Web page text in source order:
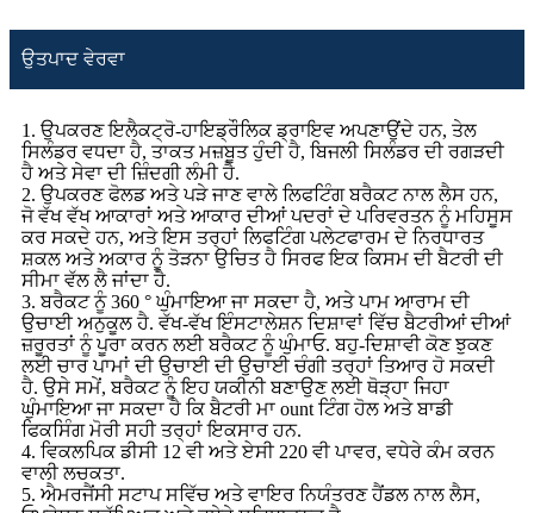
ਉਤਪਾਦ ਵੇਰਵਾ
1. ਉਪਕਰਣ ਇਲੈਕਟ੍ਰੋ-ਹਾਇਡ੍ਰੌਲਿਕ ਡ੍ਰਾਇਵ ਅਪਣਾਉਂਦੇ ਹਨ, ਤੇਲ
ਸਿਲੰਡਰ ਵਧਦਾ ਹੈ, ਤਾਕਤ ਮਜ਼ਬੂਤ ​​ਹੁੰਦੀ ਹੈ, ਬਿਜਲੀ ਸਿਲੰਡਰ ਦੀ ਰਗੜਦੀ
ਹੈ ਅਤੇ ਸੇਵਾ ਦੀ ਜ਼ਿੰਦਗੀ ਲੰਮੀ ਹੈ.
2. ਉਪਕਰਣ ਫੋਲਡ ਅਤੇ ਪੜੇ ਜਾਣ ਵਾਲੇ ਲਿਫਟਿੰਗ ਬਰੈਕਟ ਨਾਲ ਲੈਸ ਹਨ,
ਜੋ ਵੱਖ ਵੱਖ ਆਕਾਰਾਂ ਅਤੇ ਆਕਾਰ ਦੀਆਂ ਪਦਰਾਂ ਦੇ ਪਰਿਵਰਤਨ ਨੂੰ ਮਹਿਸੂਸ
ਕਰ ਸਕਦੇ ਹਨ, ਅਤੇ ਇਸ ਤਰ੍ਹਾਂ ਲਿਫਟਿੰਗ ਪਲੇਟਫਾਰਮ ਦੇ ਨਿਰਧਾਰਤ
ਸ਼ਕਲ ਅਤੇ ਅਕਾਰ ਨੂੰ ਤੋੜਨਾ ਉਚਿਤ ਹੈ ਸਿਰਫ ਇਕ ਕਿਸਮ ਦੀ ਬੈਟਰੀ ਦੀ
ਸੀਮਾ ਵੱਲ ਲੈ ਜਾਂਦਾ ਹੈ.
3. ਬਰੈਕਟ ਨੂੰ 360 ° ਘੁੰਮਾਇਆ ਜਾ ਸਕਦਾ ਹੈ, ਅਤੇ ਪਾਮ ਆਰਾਮ ਦੀ
ਉਚਾਈ ਅਨੁਕੂਲ ਹੈ. ਵੱਖ-ਵੱਖ ਇੰਸਟਾਲੇਸ਼ਨ ਦਿਸ਼ਾਵਾਂ ਵਿੱਚ ਬੈਟਰੀਆਂ ਦੀਆਂ
ਜ਼ਰੂਰਤਾਂ ਨੂੰ ਪੂਰਾ ਕਰਨ ਲਈ ਬਰੈਕਟ ਨੂੰ ਘੁੰਮਾਓ. ਬਹੁ-ਦਿਸ਼ਾਵੀ ਕੋਣ ਝੁਕਣ
ਲਈ ਚਾਰ ਪਾਮਾਂ ਦੀ ਉਚਾਈ ਦੀ ਉਚਾਈ ਚੰਗੀ ਤਰ੍ਹਾਂ ਤਿਆਰ ਹੋ ਸਕਦੀ
ਹੈ. ਉਸੇ ਸਮੇਂ, ਬਰੈਕਟ ਨੂੰ ਇਹ ਯਕੀਨੀ ਬਣਾਉਣ ਲਈ ਥੋੜ੍ਹਾ ਜਿਹਾ
ਘੁੰਮਾਇਆ ਜਾ ਸਕਦਾ ਹੈ ਕਿ ਬੈਟਰੀ ਮਾ ount ਟਿੰਗ ਹੋਲ ਅਤੇ ਬਾਡੀ
ਫਿਕਸਿੰਗ ਮੋਰੀ ਸਹੀ ਤਰ੍ਹਾਂ ਇਕਸਾਰ ਹਨ.
4. ਵਿਕਲਪਿਕ ਡੀਸੀ 12 ਵੀ ਅਤੇ ਏਸੀ 220 ਵੀ ਪਾਵਰ, ਵਧੇਰੇ ਕੰਮ ਕਰਨ
ਵਾਲੀ ਲਚਕਤਾ.
5. ਐਮਰਜੈਂਸੀ ਸਟਾਪ ਸਵਿੱਚ ਅਤੇ ਵਾਇਰ ਨਿਯੰਤਰਣ ਹੈਂਡਲ ਨਾਲ ਲੈਸ,